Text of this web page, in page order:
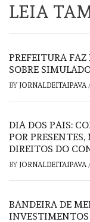
LEIA
PREFEITURA
SOBRE
BY JORNALDEITAIPAVA
DIA DOS PAIS:
POR
DIREITOS DO
BY JORNALDEITAIPAVA
BANDEIRA DE